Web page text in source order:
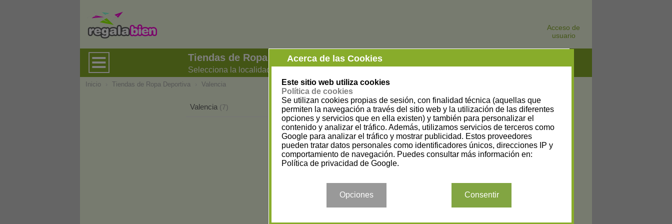
Acceso de
usuario
Tiendas de Ropa Deportiva en Valencia
Selecciona la localidad
Acerca de las Cookies
Este sitio web utiliza cookies
Política de cookies
Se utilizan cookies propias de sesión, con finalidad técnica (aquellas que
permiten la navegación a través del sitio web y la utilización de las diferentes
opciones y servicios que en ella existen) y también para personalizar el
contenido y analizar el tráfico. Además, utilizamos servicios de terceros como
Google para analizar el tráfico y mostrar publicidad. Estos proveedores
pueden tratar datos personales como identificadores únicos, direcciones IP y
comportamiento de navegación. Puedes consultar más información en:
Política de privacidad de Google.
Opciones Consentir
Inicio Tiendas de Ropa Deportiva Valencia
Valencia (7)